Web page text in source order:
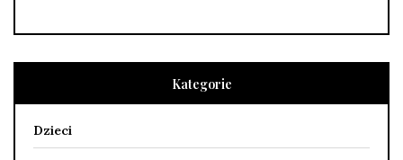
Kategorie
Dzieci